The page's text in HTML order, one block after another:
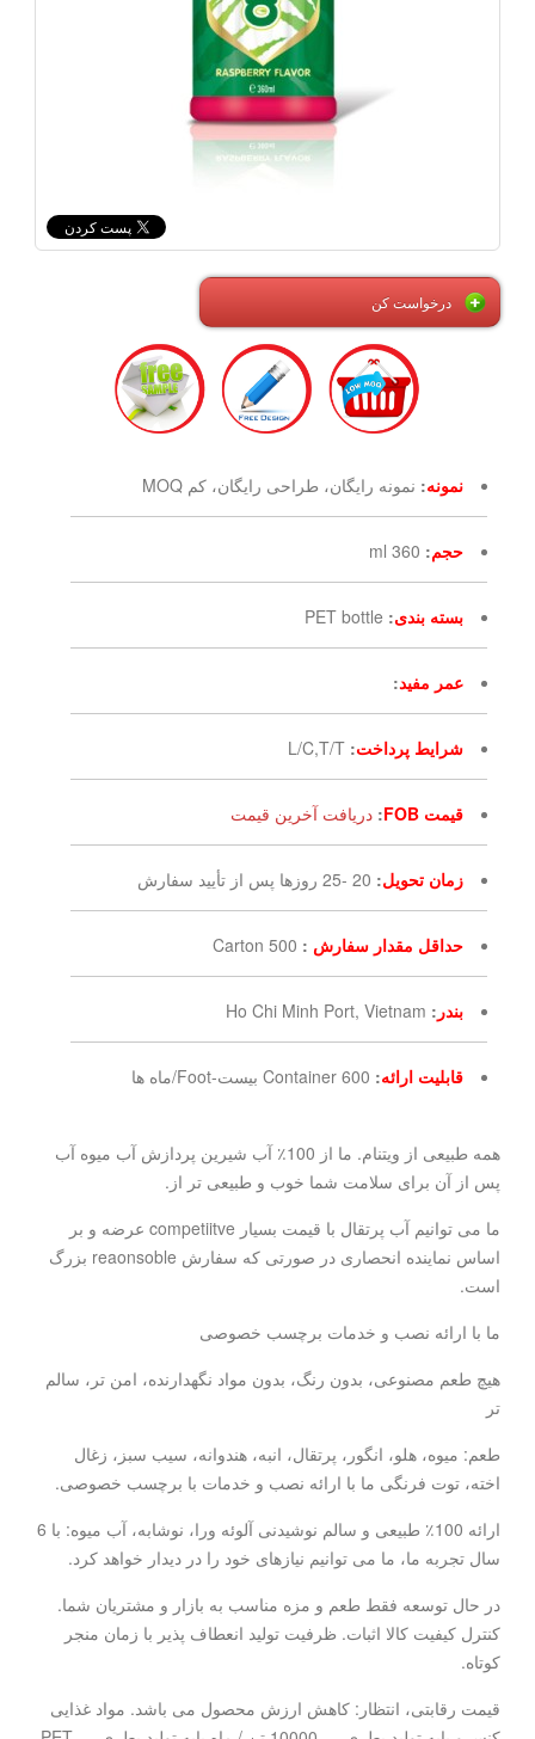
درخواست کن
نمونه: نمونه رایگان، طراحی رایگان، کم MOQ
حجم:
360 ml
بسته بندی:
PET bottle
عمر مفید:
شرایط پرداخت:
L/C,T/T
قیمت FOB : دریافت آخرین قیمت
زمان تحویل: 20 -25 روزها پس از تأیید سفارش
حداقل مقدار سفارش :
500 Carton
بندر :
Ho Chi Minh Port, Vietnam
قابلیت ارائه: 600 Container بیست-Foot/ماه ها
همه طبیعی از ویتنام. ما از 100٪ آب شیرین پردازش آب میوه آب
پس از آن برای سلامت شما خوب و طبیعی تر از.
ما می توانیم آب پرتقال با قیمت بسیار competiitve عرضه و بر
اساس نماینده انحصاری در صورتی که سفارش reaonsoble بزرگ
است.
ما با ارائه نصب و خدمات برچسب خصوصی
هیچ طعم مصنوعی، بدون رنگ، بدون مواد نگهدارنده، امن تر، سالم
تر
طعم: میوه، هلو، انگور، پرتقال، انبه، هندوانه، سیب سبز، زغال
اخته، توت فرنگی ما با ارائه نصب و خدمات با برچسب خصوصی.
ارائه 100٪ طبیعی و سالم نوشیدنی آلوئه ورا، نوشابه، آب میوه: با 6
سال تجربه ما، ما می توانیم نیازهای خود را در دیدار خواهد کرد.
در حال توسعه فقط طعم و مزه مناسب به بازار و مشتریان شما.
کنترل کیفیت کالا اثبات. ظرفیت تولید انعطاف پذیر با زمان منجر
کوتاه.
قیمت رقابتی، انتظار: کاهش ارزش محصول می باشد. مواد غذایی